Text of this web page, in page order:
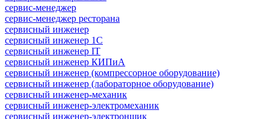
сервис-менеджер
сервис-менеджер ресторана
сервисный инженер
сервисный инженер 1С
сервисный инженер IT
сервисный инженер КИПиА
сервисный инженер (компрессорное оборудование)
сервисный инженер (лабораторное оборудование)
сервисный инженер-механик
сервисный инженер-электромеханик
сервисный инженер-электронщик